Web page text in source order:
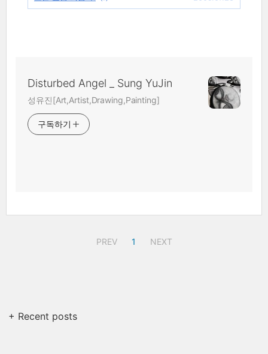
Disturbed Angel _ Sung YuJin
성유진[Art,Artist,Drawing,Painting]
구독하기
PREV 1 NEXT
+ Recent posts